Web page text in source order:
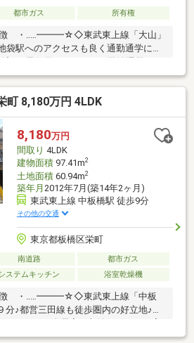
都市ガス 所有権
・‥…━━━☆◇東武東上線「大山」
袋駅へのアクセスも良く通勤通学に便
♪◇徒歩４分圏内にコンビニ・スーパ
便性と静かな環境が両立♪お問い合わせ
♪☆━━━…‥・ ━☆━ ・‥…
情報】板橋区大山にお店がございま
・練馬区の物件情報はアドキャストま
公開物件多数！物件探しのお困りの方
町 8,180万円 4LDK
8,180万円
間取り 4LDK
建物面積97.41m2
土地面積60.94m2
築年月 2012年7月(築14年2ヶ月)
東武東上線 中板橋駅 徒歩9分
その他の交通
東京都板橋区栄町
南道路
都市ガス
ステムキッチン 浴室乾燥機
・‥…━━━☆◇東武東上線「中板
分♪都営三田線も徒歩圏内の好立地♪◆
向き道路に面しており日当たり良好♪